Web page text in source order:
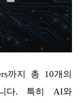
까지 총 10개의
다. 특히 AI와